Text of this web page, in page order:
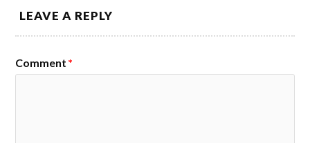
LEAVE A REPLY
Comment *